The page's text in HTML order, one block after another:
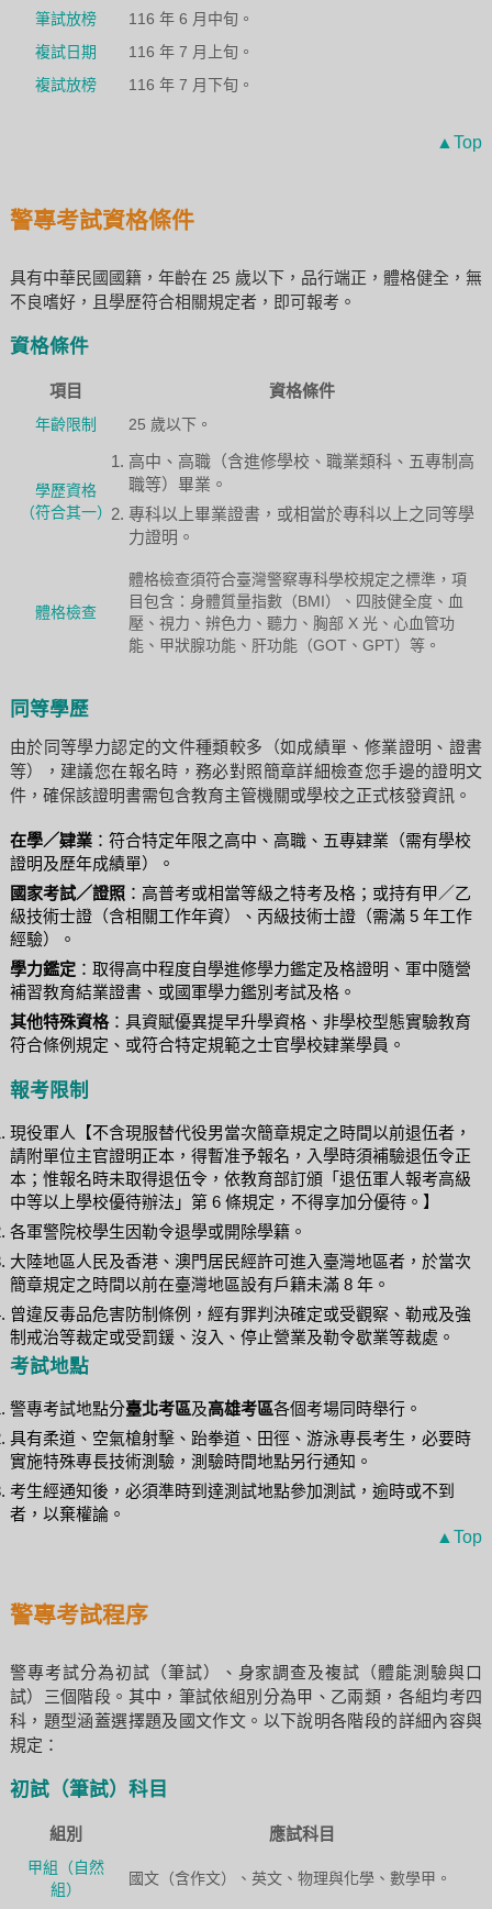
筆試放榜
116 年 6 月中旬。
複試日期
116 年 7 月上旬。
複試放榜
116 年 7 月下旬。
▲Top
警專考試資格條件
具有中華民國國籍，年齡在 25 歲以下，品行端正，體格健全，無
不良嗜好，且學歷符合相關規定者，即可報考。
資格條件
項目 資格條件
年齡限制 25 歲以下。
學歷資格
（符合其一）
高中、高職（含進修學校、職業類科、五專制高
職等）畢業。
專科以上畢業證書，或相當於專科以上之同等學
力證明。
體格檢查
體格檢查須符合臺灣警察專科學校規定之標準，項
目包含：身體質量指數（BMI）、四肢健全度、血
壓、視力、辨色力、聽力、胸部 X 光、心血管功
能、甲狀腺功能、肝功能（GOT、GPT）等。
同等學歷
由於同等學力認定的文件種類較多（如成績單、修業證明、證書
等），建議您在報名時，務必對照簡章詳細檢查您手邊的證明文
件，確保該證明書需包含教育主管機關或學校之正式核發資訊。
在學／肄業：符合特定年限之高中、高職、五專肄業（需有學校
證明及歷年成績單）。
國家考試／證照：高普考或相當等級之特考及格；或持有甲／乙
級技術士證（含相關工作年資）、丙級技術士證（需滿 5 年工作
經驗）。
學力鑑定：取得高中程度自學進修學力鑑定及格證明、軍中隨營
補習教育結業證書、或國軍學力鑑別考試及格。
其他特殊資格：具資賦優異提早升學資格、非學校型態實驗教育
符合條例規定、或符合特定規範之士官學校肄業學員。
報考限制
現役軍人【不含現服替代役男當次簡章規定之時間以前退伍者，
請附單位主官證明正本，得暫准予報名，入學時須補驗退伍令正
本；惟報名時未取得退伍令，依教育部訂頒「退伍軍人報考高級
中等以上學校優待辦法」第 6 條規定，不得享加分優待。】
各軍警院校學生因勒令退學或開除學籍。
大陸地區人民及香港、澳門居民經許可進入臺灣地區者，於當次
簡章規定之時間以前在臺灣地區設有戶籍未滿 8 年。
曾違反毒品危害防制條例，經有罪判決確定或受觀察、勒戒及強
制戒治等裁定或受罰鍰、沒入、停止營業及勒令歇業等裁處。
考試地點
警專考試地點分臺北考區及高雄考區各個考場同時舉行。
具有柔道、空氣槍射擊、跆拳道、田徑、游泳專長考生，必要時
實施特殊專長技術測驗，測驗時間地點另行通知。
考生經通知後，必須準時到達測試地點參加測試，逾時或不到
者，以棄權論。
▲Top
警專考試程序
警專考試分為初試（筆試）、身家調查及複試（體能測驗與口
試）三個階段。其中，筆試依組別分為甲、乙兩類，各組均考四
科，題型涵蓋選擇題及國文作文。以下說明各階段的詳細內容與
規定：
初試（筆試）科目
組別 應試科目
甲組（自然
組）
國文（含作文）、英文、物理與化學、數學甲。